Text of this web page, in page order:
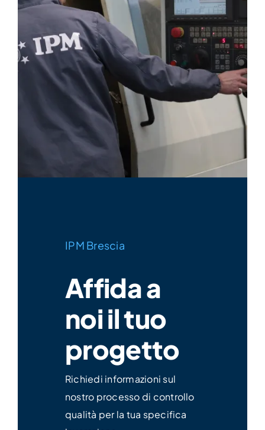
IPM Brescia
Affida a
noi il tuo
progetto
Richiedi informazioni sul
nostro processo di controllo
qualità per la tua specifica